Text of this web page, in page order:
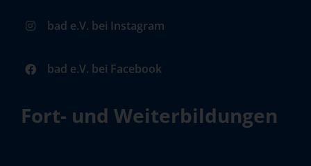
bad e.V. bei Instagram
bad e.V. bei Facebook
Fort- und Weiterbildungen